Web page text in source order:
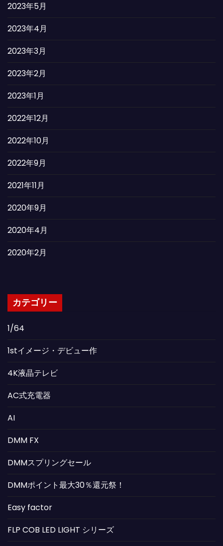
2023年5月
2023年4月
2023年3月
2023年2月
2023年1月
2022年12月
2022年10月
2022年9月
2021年11月
2020年9月
2020年4月
2020年2月
カテゴリー
1/64
1stイメージ・デビュー作
4K液晶テレビ
AC式充電器
AI
DMM FX
DMMスプリングセール
DMMポイント最大30％還元祭！
Easy factor
FLP COB LED LIGHT シリーズ